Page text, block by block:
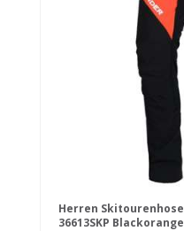
Herren
36613SKP Blackorange